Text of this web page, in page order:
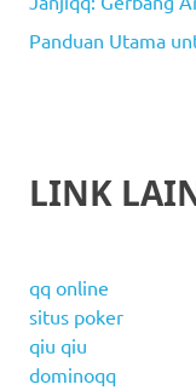
Panduan Utama
LINK
qq online
situs poker
qiu qiu
dominoqq